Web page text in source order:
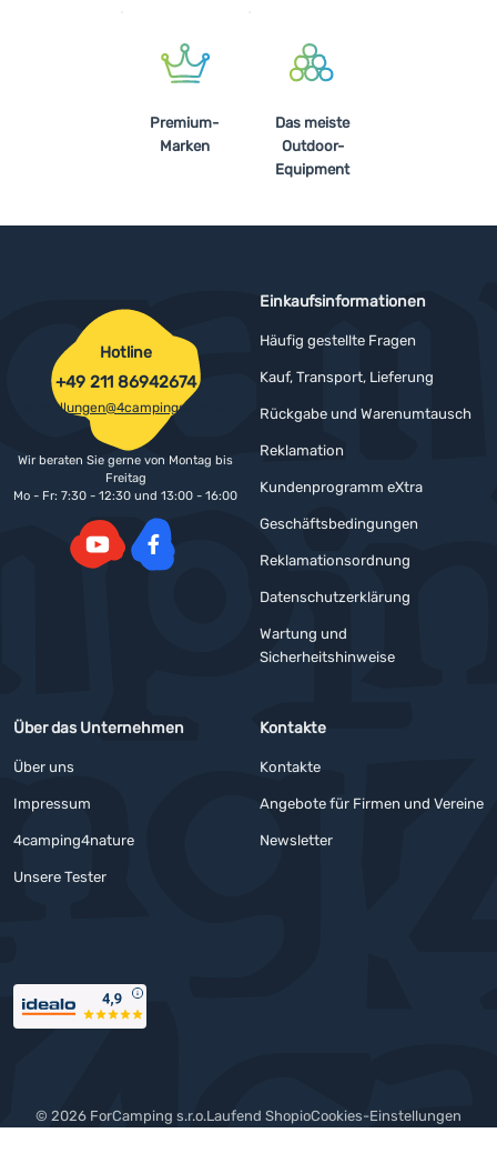
Premium-
Marken
Das meiste
Outdoor-
Equipment
Einkaufsinformationen
Häufig gestellte Fragen
Kauf, Transport, Lieferung
Rückgabe und Warenumtausch
Reklamation
Kundenprogramm eXtra
Geschäftsbedingungen
Reklamationsordnung
Datenschutzerklärung
Wartung und
Sicherheitshinweise
Über das Unternehmen
Über uns
Impressum
4camping4nature
Unsere Tester
Kontakte
Kontakte
Angebote für Firmen und Vereine
Newsletter
Hotline
+49 211 86942674
bestellungen@4campingshop.de
Wir beraten Sie gerne von Montag bis
Freitag
Mo - Fr: 7:30 - 12:30 und 13:00 - 16:00
Auszeichnungen
© 2026 ForCamping s.r.o. laufend ShopioCookies-Einstellungen